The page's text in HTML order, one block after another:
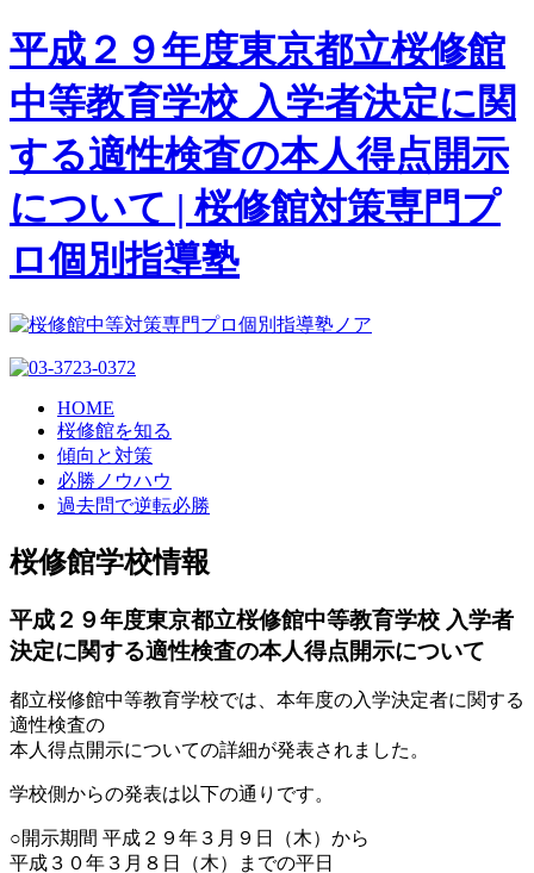
平成２９年度東京都立桜修館
中等教育学校 入学者決定に関
する適性検査の本人得点開示
について | 桜修館対策専門プ
ロ個別指導塾
HOME
桜修館を知る
傾向と対策
必勝ノウハウ
過去問で逆転必勝
桜修館学校情報
平成２９年度東京都立桜修館中等教育学校 入学者
決定に関する適性検査の本人得点開示について
都立桜修館中等教育学校では、本年度の入学決定者に関する
適性検査の
本人得点開示についての詳細が発表されました。
学校側からの発表は以下の通りです。
○開示期間 平成２９年３月９日（木）から
平成３０年３月８日（木）までの平日